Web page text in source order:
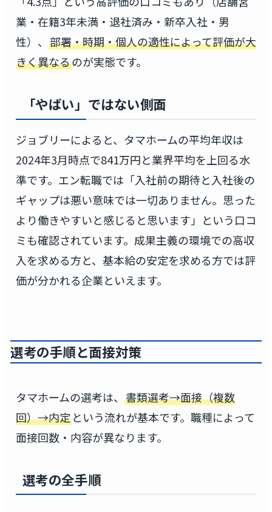
業・在籍3年未満・退社済み・新卒入社・男
性）、 部署・時期・個人の適性によって評価が大
きく異なるのが実態です。
「やばい」ではない側面
ジョブリーによると、タマホームの平均年収は
2024年3月時点で841万円と業界平均を上回る水
準です。エン転職では「入社前の期待と入社後の
ギャップは悪い意味では一切ありません。思った
より働きやすいと感じると思います」という口コ
ミも確認されています。成果主義の環境での高収
入を求める方と、基本給の安定を求める方では評
価が分かれる企業といえます。
選考の手順と面接対策
タマホームの選考は、 書類選考→面接（複数
回）→内定という流れが基本です。職種によって
面接回数・内容が異なります。
選考の全手順